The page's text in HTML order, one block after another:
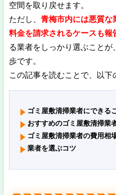
空間を取り戻せます。
ただし、 青梅市内には悪質な
料金を請求されるケースも報
る業者をしっかり選ぶこと
歩です。
この記事を読むことで、以下
ゴミ屋敷清掃業者にできる
おすすめのゴミ屋敷清掃業
ゴミ屋敷清掃業者の費用相
業者を選ぶコツ